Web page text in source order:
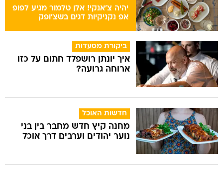
יהיה צ'אנקי! אלן טלמור מגיע לפופ
אפ נקניקיות דגים בשצ'ופק
ביקורת מסעדות
איך יונתן רושפלד חתום על כזו
ארוחה גרועה?
חדשות האוכל
מחנה קיץ חדש מחבר בין בני
נוער יהודים וערבים דרך אוכל